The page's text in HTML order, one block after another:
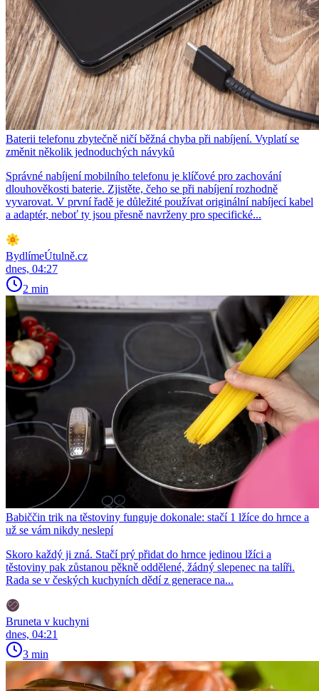
Baterii telefonu zbytečně ničí běžná chyba při nabíjení. Vyplatí se
změnit několik jednoduchých návyků
Správné nabíjení mobilního telefonu je klíčové pro zachování
dlouhověkosti baterie. Zjistěte, čeho se při nabíjení rozhodně
vyvarovat. V první řadě je důležité používat originální nabíjecí kabel
a adaptér, neboť ty jsou přesně navrženy pro specifické...
BydlímeÚtulně.cz
dnes, 04:27
2 min
Babiččin trik na těstoviny funguje dokonale: stačí 1 lžíce do hrnce a
už se vám nikdy neslepí
Skoro každý ji zná. Stačí prý přidat do hrnce jedinou lžíci a
těstoviny pak zůstanou pěkně oddělené, žádný slepenec na talíři.
Rada se v českých kuchyních dědí z generace na...
Bruneta v kuchyni
dnes, 04:21
3 min